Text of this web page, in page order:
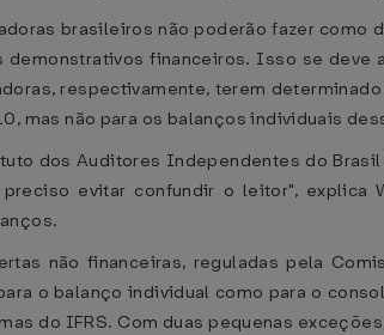
brasileiros não poderão fazer
financeiros. Isso se deve
respectivamente, terem
mas não para os balanços individuais
dos Auditores Independentes do
preciso evitar confundir o leitor",
não financeiras, reguladas pela
o balanço individual como para o
do IFRS. Com duas pequenas